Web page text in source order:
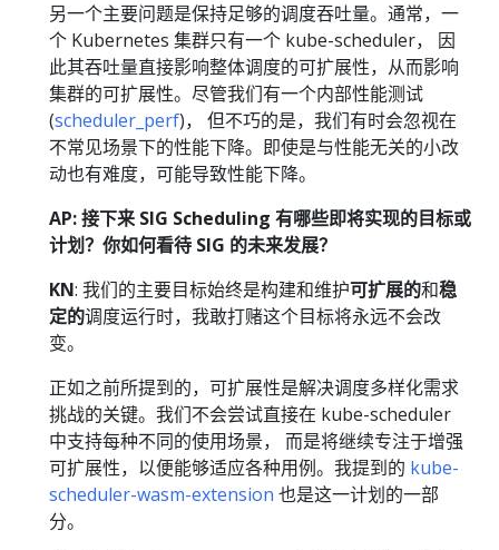
另一个主要问题是保持足够的调度吞吐量。通常，一
个 Kubernetes 集群只有一个 kube-scheduler， 因
此其吞吐量直接影响整体调度的可扩展性，从而影响
集群的可扩展性。尽管我们有一个内部性能测试
(scheduler_perf)， 但不巧的是，我们有时会忽视在
不常见场景下的性能下降。即使是与性能无关的小改
动也有难度，可能导致性能下降。
AP: 接下来 SIG Scheduling 有哪些即将实现的目标或
计划？你如何看待 SIG 的未来发展？
KN: 我们的主要目标始终是构建和维护可扩展的和稳
定的调度运行时，我敢打赌这个目标将永远不会改
变。
正如之前所提到的，可扩展性是解决调度多样化需求
挑战的关键。我们不会尝试直接在 kube-scheduler
中支持每种不同的使用场景， 而是将继续专注于增强
可扩展性，以便能够适应各种用例。我提到的 kube-
scheduler-wasm-extension 也是这一计划的一部
分。